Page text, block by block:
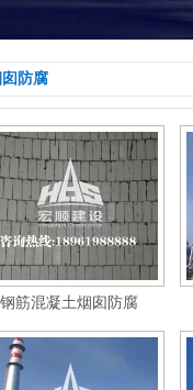
防腐
钢筋混凝土烟囱防腐